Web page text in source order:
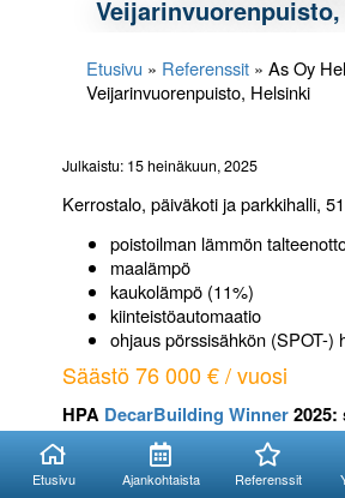
Etusivu Ajankohtaista Referenssit
Etusivu » Referenssit »As Oy
Veijarinvuorenpuisto, Helsinki
Julkaistu: 15 heinäkuun, 2025
Kerrostalo, päiväkoti ja parkkihalli,
poistoilman lämmön
maalämpö
kaukolämpö (11%)
kiinteistöautomaatio
ohjaus pörssisähkön (SPOT-)
Säästö 76 000 € / vuosi
HPA DecarBuilding Winner2025:
Kuinka
Kuinka